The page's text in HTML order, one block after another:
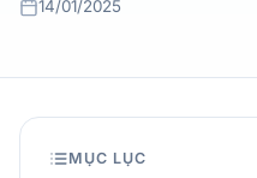
14/01/2025
MỤC LỤC